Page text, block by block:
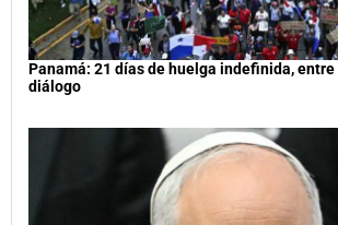
Panamá: 21 días de huelga indefinida,
diálogo